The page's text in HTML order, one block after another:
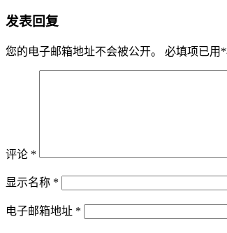
发表回复
您的电子邮箱地址不会被公开。 必填项已用 *
评论 *
显示名称 *
电子邮箱地址 *